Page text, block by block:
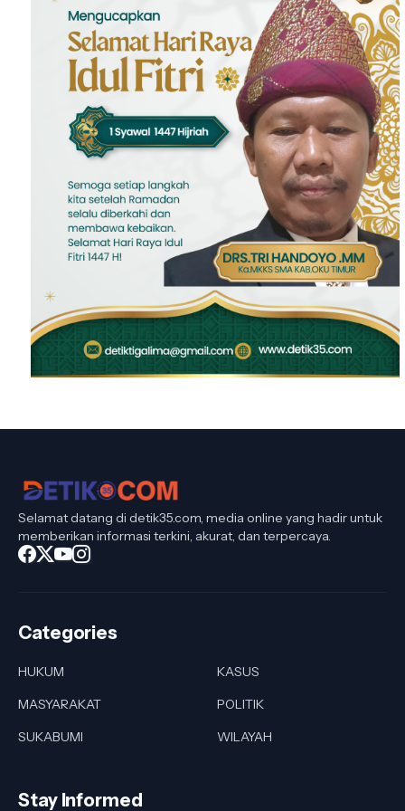
Selamat datang di detik35.com, media online yang hadir untuk
memberikan informasi terkini, akurat, dan terpercaya.
Categories
HUKUM
KASUS
MASYARAKAT
POLITIK
SUKABUMI
WILAYAH
Stay Informed